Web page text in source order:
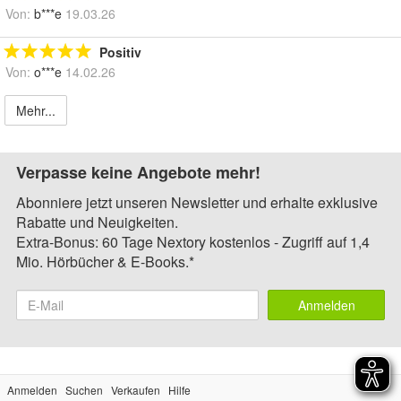
Von: b***e 19.03.26
Positiv
Von: o***e 14.02.26
Mehr...
Verpasse keine Angebote mehr!
Abonniere jetzt unseren Newsletter und erhalte exklusive
Rabatte und Neuigkeiten.
Extra-Bonus: 60 Tage Nextory kostenlos - Zugriff auf 1,4
Mio. Hörbücher & E-Books.*
Anmelden
Anmelden Suchen Verkaufen
Hilfe